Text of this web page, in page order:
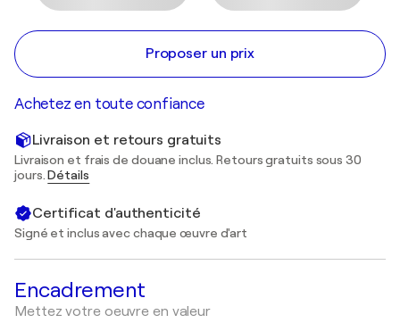
Proposer un prix
Achetez en toute confiance
Livraison et retours gratuits
Livraison et frais de douane inclus. Retours gratuits sous 30
jours.Détails
Certificat d'authenticité
Signé et inclus avec chaque œuvre d'art
Encadrement
Mettez votre oeuvre en valeur